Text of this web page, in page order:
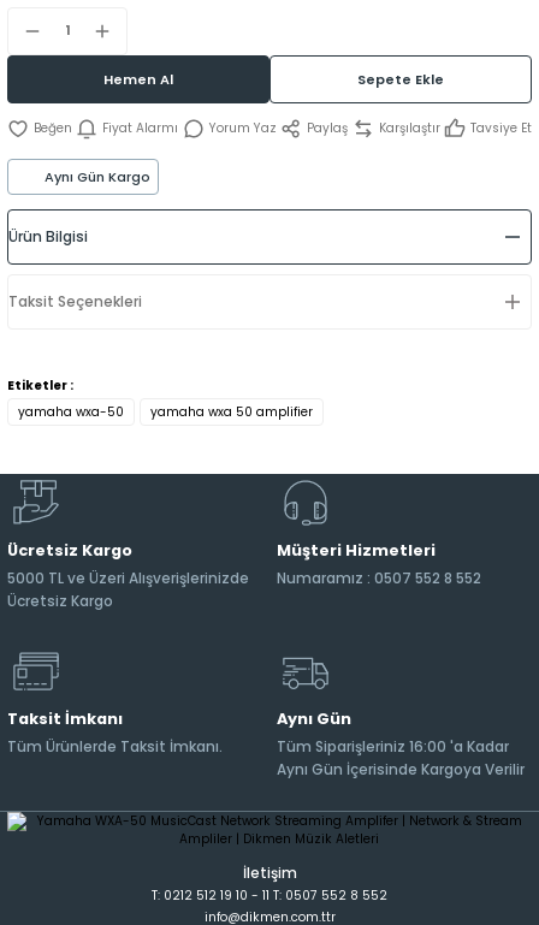
Hemen Al Sepete Ekle
Fiyat Alarmı Yorum Yaz Paylaş Karşılaştır Tavsiye Et
Aynı Gün Kargo
Ürün Bilgisi
Taksit Seçenekleri
Etiketler :
yamaha wxa-50
yamaha wxa 50 amplifier
Ücretsiz Kargo
5000 TL ve Üzeri Alışverişlerinizde
Ücretsiz Kargo
Müşteri Hizmetleri
Numaramız : 0507 552 8 552
Taksit İmkanı
Tüm Ürünlerde Taksit İmkanı.
Aynı Gün
Tüm Siparişleriniz 16:00 'a Kadar
Aynı Gün İçerisinde Kargoya Verilir
İletişim
T: 0212 512 19 10 - 11 T: 0507 552 8 552
info@dikmen.com.ttr